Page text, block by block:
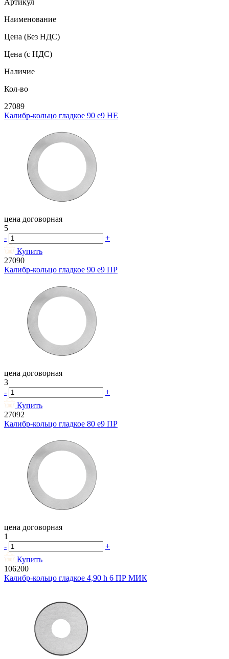
Артикул
Наименование
Цена (Без НДС)
Цена (с НДС)
Наличие
Кол-во
27089
Калибр-кольцо гладкое 90 e9 НЕ
цена договорная
5
-
+
Купить
27090
Калибр-кольцо гладкое 90 e9 ПР
цена договорная
3
-
+
Купить
27092
Калибр-кольцо гладкое 80 e9 ПР
цена договорная
1
-
+
Купить
106200
Калибр-кольцо гладкое 4,90 h 6 ПР МИК